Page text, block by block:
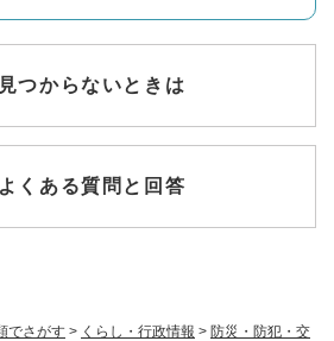
でさがす > くらし・行政情報 > 防災・防犯・交
見つからないときは
よくある質問と回答